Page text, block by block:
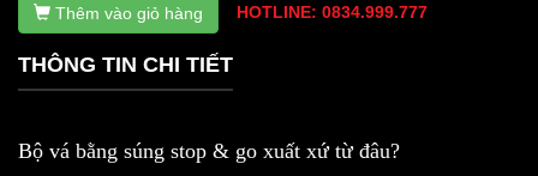
Thêm vào giỏ hàng HOTLINE: 0834.999.777
THÔNG TIN CHI TIẾT
Bộ vá bằng súng stop & go xuất xứ từ đâu?